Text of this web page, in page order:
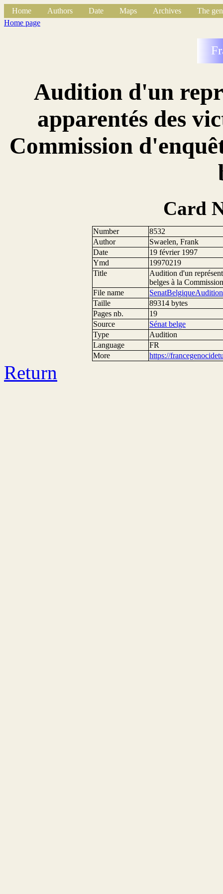
Home Authors Date Maps Archives
The
Home page
Audition d'un
apparentés des
Commission
Card
Number
8532
Author
Swaelen, Frank
Date
19 février 1997
Ymd
19970219
Title
Audition d'un
belges à la
File name
Taille
89314 bytes
Pages nb.
19
Source
Sénat belge
Type
Audition
Language
FR
More
https://
Return